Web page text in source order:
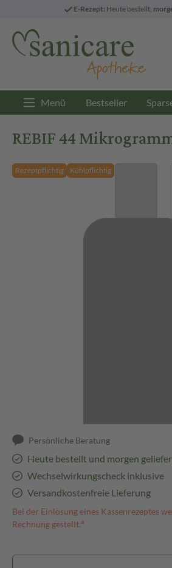
E-Rezept: Heute bestellt,
Menü Bestseller
REBIF 44
Rezeptpflichtig Kühlpflichtig
Persönliche Beratung
Heute bestellt und morgen
Wechselwirkungscheck inklusive
Versandkostenfreie Lieferung
Bei der Einlösung eines Kassenrezeptes
Rechnung gestellt.⁴